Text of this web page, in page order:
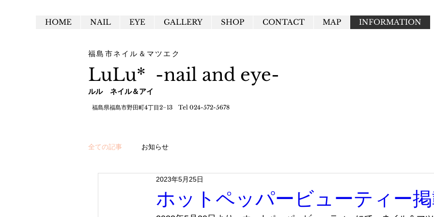
HOME NAIL EYE GALLERY SHOP CONTACT MAP INFORMATION
福島市ネイル＆マツエク
LuLu* -nail and eye-
ルル ネイル＆アイ
福島県福島市野田町4丁目2−13 Tel 024-572-5678
全ての記事 お知らせ
ホットペッパービューティー
2023年5月25日